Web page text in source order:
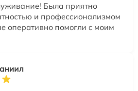
Была приятно
и профессионализмом
оперативно помогли с моим